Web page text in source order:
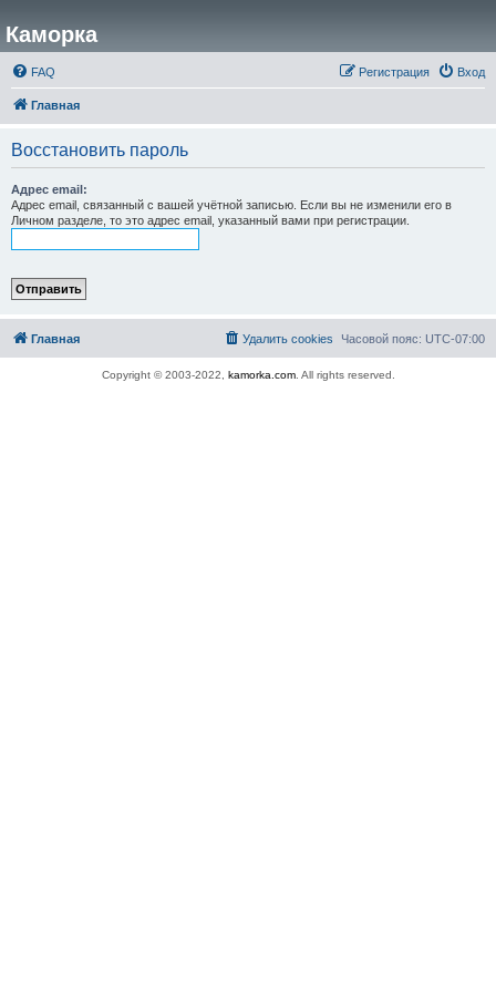
Каморка
FAQ Вход
Регистрация
Главная
Восстановить пароль
Адрес email:
Адрес email, связанный с вашей учётной записью. Если вы не изменили его в
Личном разделе, то это адрес email, указанный вами при регистрации.
Главная Часовой пояс: UTC-07:00
Удалить cookies
Copyright © 2003-2022, kamorka.com. All rights reserved.